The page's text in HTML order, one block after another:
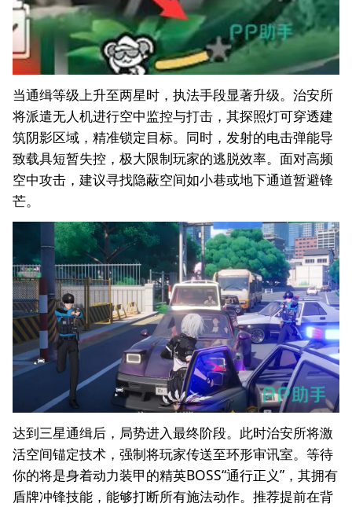
当通缉等级上升至两星时，执法手段显著升级。治安所
将派遣无人机进行空中监控与打击，其探照灯可穿透建
筑阴影区域，精准锁定目标。同时，发射的电击弹能导
致载具短暂失控，极大限制玩家的逃脱效率。面对高频
空中攻击，建议寻找隐蔽空间如小巷或地下通道暂避锋
芒。
达到三星通缉后，局势进入最终阶段。此时治安所将激
活空间锚定技术，强制将玩家传送至环形审讯室。等待
你的将是身着动力装甲的精英BOSS“通行正义”，其拥有
盾牌冲锋技能，能够打断所有施法动作。推荐提前在背